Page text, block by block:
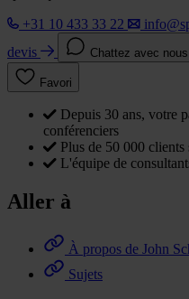
+31 10 433 33 22
devis
Chattez avec nous
Favori
Depuis 30 ans, votre
conférenciers
Plus de 50 000
L'équipe de
Aller à
À propos de John
Sujets